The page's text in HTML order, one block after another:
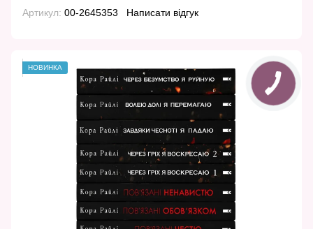
Артикул: 00-2645353 Написати відгук
НОВИНКА